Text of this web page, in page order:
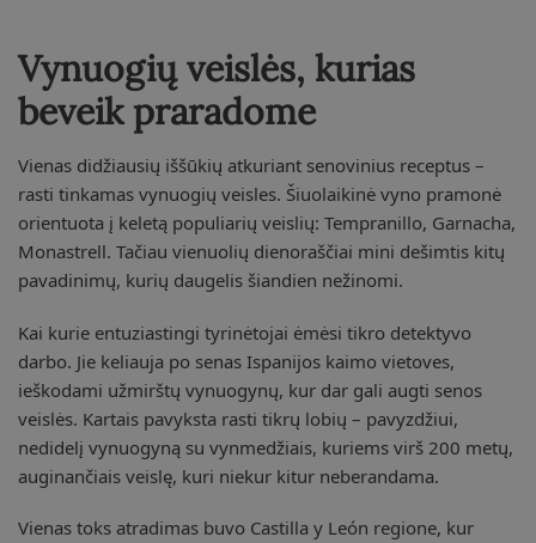
Vynuogių veislės, kurias
beveik praradome
Vienas didžiausių iššūkių atkuriant senovinius receptus –
rasti tinkamas vynuogių veisles. Šiuolaikinė vyno pramonė
orientuota į keletą populiarių veislių: Tempranillo, Garnacha,
Monastrell. Tačiau vienuolių dienoraščiai mini dešimtis kitų
pavadinimų, kurių daugelis šiandien nežinomi.
Kai kurie entuziastingi tyrinėtojai ėmėsi tikro detektyvo
darbo. Jie keliauja po senas Ispanijos kaimo vietoves,
ieškodami užmirštų vynuogynų, kur dar gali augti senos
veislės. Kartais pavyksta rasti tikrų lobių – pavyzdžiui,
nedidelį vynuogyną su vynmedžiais, kuriems virš 200 metų,
auginančiais veislę, kuri niekur kitur neberandama.
Vienas toks atradimas buvo Castilla y León regione, kur